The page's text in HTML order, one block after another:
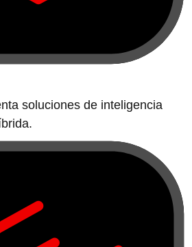
soluciones de inteligencia